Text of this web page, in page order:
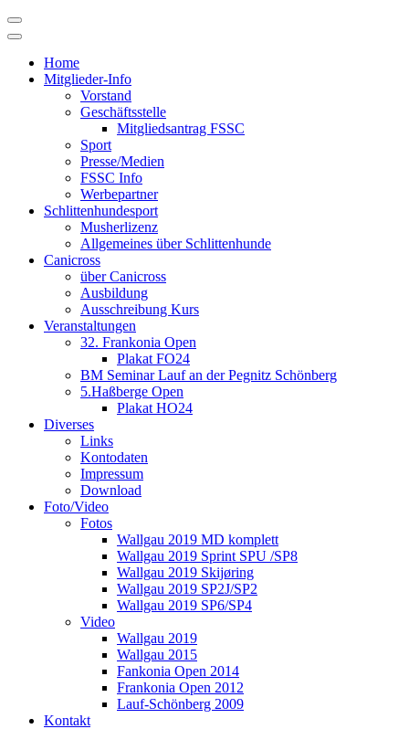
Skip
to
Home
Mitglieder-Info
Vorstand
Geschäftsstelle
Mitgliedsantrag FSSC
Sport
Presse/Medien
FSSC Info
Werbepartner
Schlittenhundesport
Musherlizenz
Allgemeines über Schlittenhunde
Canicross
über Canicross
Ausbildung
Ausschreibung Kurs
Veranstaltungen
32. Frankonia Open
Plakat FO24
BM Seminar Lauf an der Pegnitz Schönberg
5.Haßberge Open
Plakat HO24
Diverses
Links
Kontodaten
Impressum
Download
Foto/Video
Fotos
Wallgau 2019 MD komplett
Wallgau 2019 Sprint SPU /SP8
Wallgau 2019 Skijøring
Wallgau 2019 SP2J/SP2
Wallgau 2019 SP6/SP4
Video
Wallgau 2019
Wallgau 2015
Fankonia Open 2014
Frankonia Open 2012
Lauf-Schönberg 2009
Kontakt